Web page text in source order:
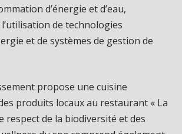
d’énergie et d’eau,
de technologies
et de systèmes de gestion de
propose une cuisine
produits locaux au restaurant « La
respect de la biodiversité et des